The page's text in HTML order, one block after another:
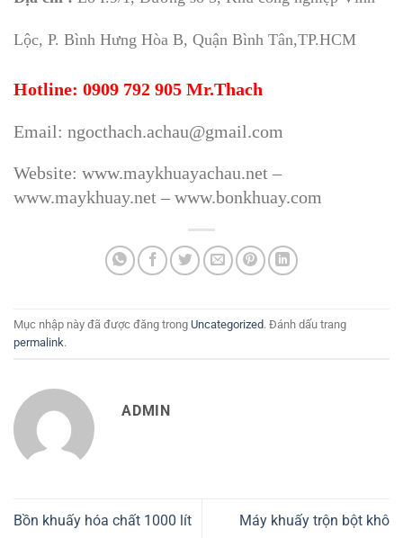
Lộc, P. Bình Hưng Hòa B, Quận Bình Tân,TP.HCM
Hotline: 0909 792 905 Mr.Thach
Email: ngocthach.achau@gmail.com
Website: www.maykhuayachau.net –
www.maykhuay.net – www.bonkhuay.com
Mục nhập này đã được đăng trong Uncategorized. Đánh dấu trang
permalink.
ADMIN
Bồn khuấy hóa chất 1000 lít Máy khuấy trộn bột khô